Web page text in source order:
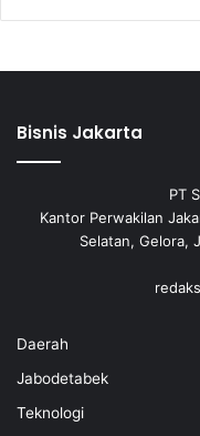
Bisnis Jakarta
PT
Kantor Perwakilan
Selatan, Gelora,
Daerah
Jabodetabek
Teknologi